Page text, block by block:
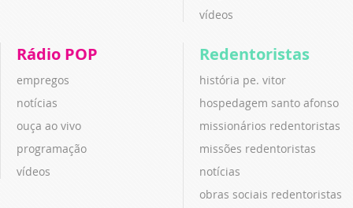
vídeos
Rádio POP
empregos
notícias
ouça ao vivo
programação
vídeos
Redentoristas
história pe. vitor
hospedagem santo afonso
missionários redentoristas
missões redentoristas
notícias
obras sociais redentoristas